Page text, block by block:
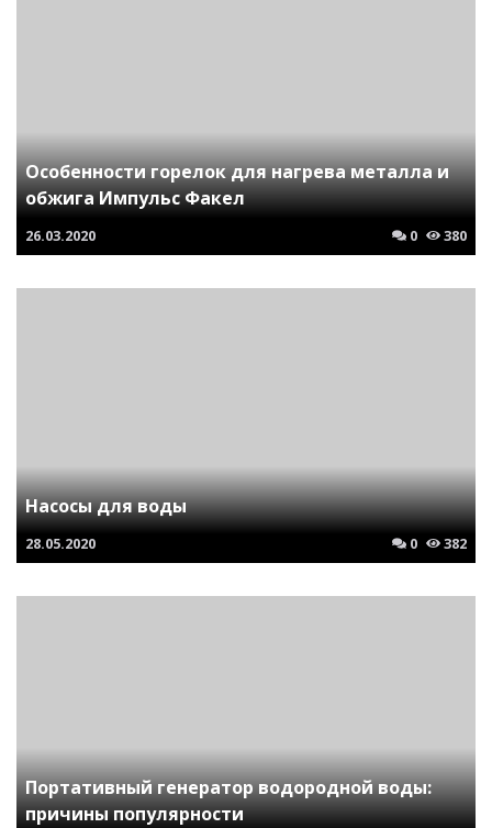
Особенности горелок для нагрева металла и
обжига Импульс Факел
26.03.2020 0 380
Насосы для воды
28.05.2020 0 382
Портативный генератор водородной воды:
причины популярности